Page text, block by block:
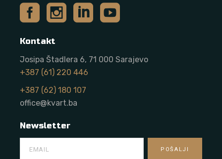
Kontakt
Josipa Štadlera 6, 71 000 Sarajevo
+387 (61) 220 446
+387 (62) 180 107
office@kvart.ba
Newsletter